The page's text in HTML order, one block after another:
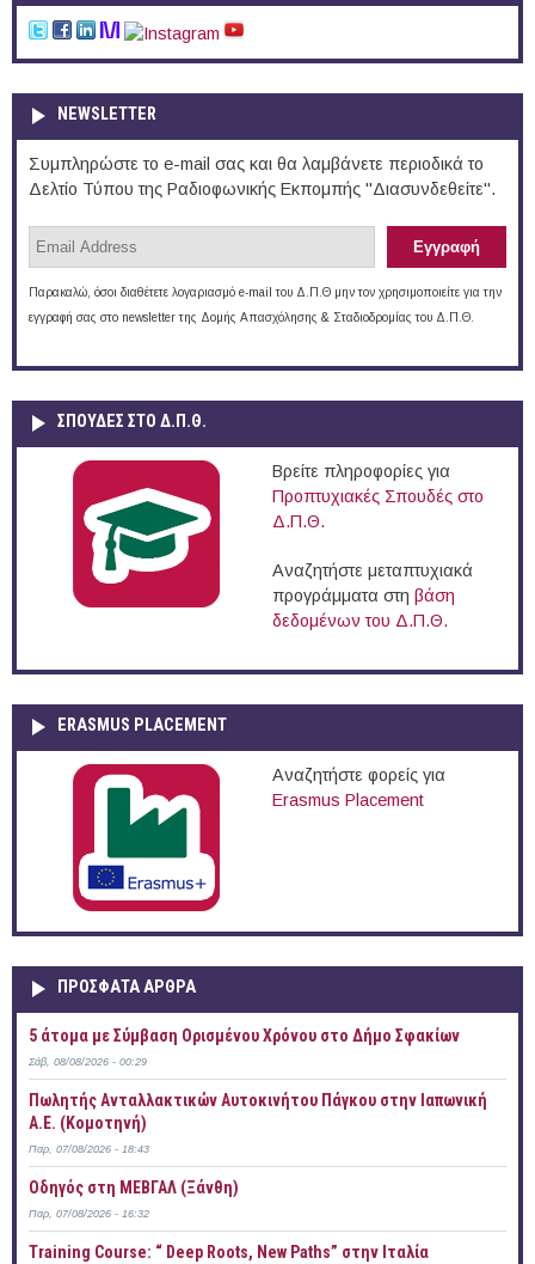
NEWSLETTER
Συμπληρώστε το e-mail σας και θα λαμβάνετε περιοδικά το
Δελτίο Τύπου της Ραδιοφωνικής Εκπομπής "Διασυνδεθείτε".
Παρακαλώ, όσοι διαθέτετε λογαριασμό e-mail του Δ.Π.Θ μην τον χρησιμοποιείτε για την
εγγραφή σας στο newsletter της Δομής Απασχόλησης & Σταδιοδρομίας του Δ.Π.Θ.
ΣΠΟΥΔΈΣ ΣΤΟ Δ.Π.Θ.
Βρείτε πληροφορίες για
Προπτυχιακές Σπουδές στο
Δ.Π.Θ.
Αναζητήστε μεταπτυχιακά
προγράμματα στη βάση
δεδομένων του Δ.Π.Θ.
ERASMUS PLACEMENT
Αναζητήστε φορείς για
Erasmus Placement
ΠΡOΣΦΑΤΑ AΡΘΡΑ
5 άτομα με Σύμβαση Ορισμένου Χρόνου στο Δήμο Σφακίων
Σάβ, 08/08/2026 - 00:29
Πωλητής Ανταλλακτικών Αυτοκινήτου Πάγκου στην Ιαπωνική
Α.Ε. (Κομοτηνή)
Παρ, 07/08/2026 - 18:43
Οδηγός στη ΜΕΒΓΑΛ (Ξάνθη)
Παρ, 07/08/2026 - 16:32
Training Course: “ Deep Roots, New Paths” στην Ιταλία